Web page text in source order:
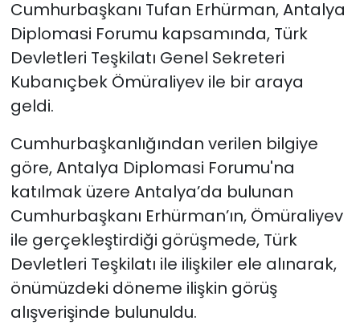
Cumhurbaşkanı Tufan Erhürman,Antalya
Diplomasi Forumu kapsamında, Türk
Devletleri Teşkilatı Genel Sekreteri
Kubanıçbek Ömüraliyevile bir araya
geldi.
Cumhurbaşkanlığından verilen bilgiye
göre, Antalya Diplomasi Forumu'na
katılmak üzere Antalya’da bulunan
Cumhurbaşkanı Erhürman’ın, Ömüraliyev
ile gerçekleştirdiği görüşmede, Türk
Devletleri Teşkilatı ile ilişkiler ele alınarak,
önümüzdeki döneme ilişkin görüş
alışverişinde bulunuldu.
SAĞLIK
Spor
TÜRKiYE
Video Galeri
YAŞAM
Yazarlar